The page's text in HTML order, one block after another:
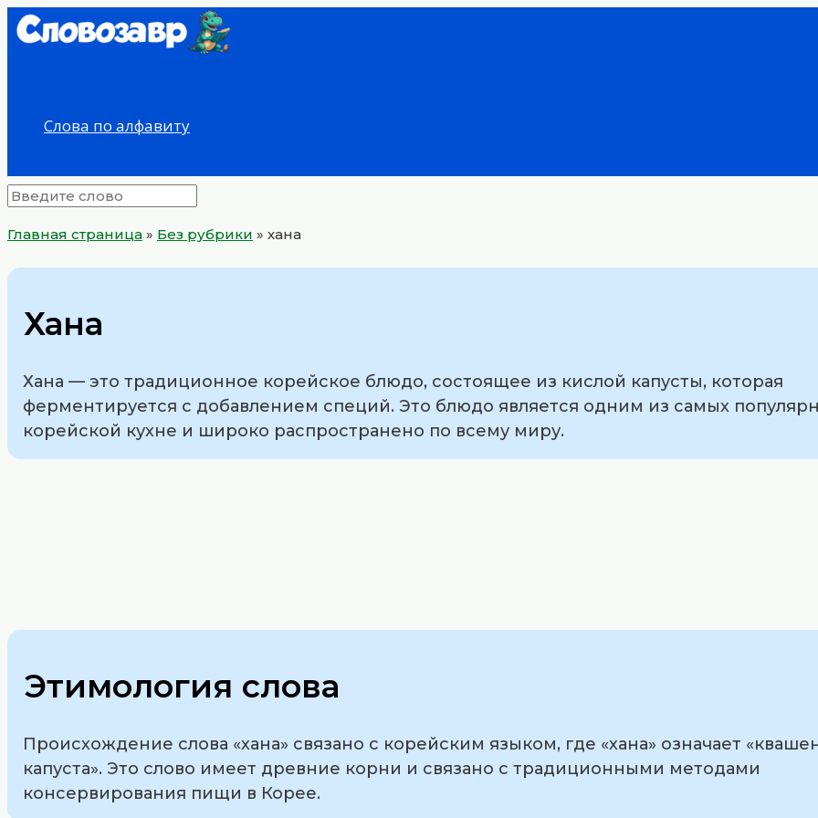
Перейти
Слова по алфавиту
Главная страница » Без рубрики » хана
Хана
Хана — это традиционное корейское блюдо, состоящее из кислой капусты, которая
ферментируется с добавлением специй. Это блюдо является одним из самых
корейской кухне и широко распространено по всему миру.
Этимология слова
Происхождение слова «хана» связано с корейским языком, где «хана» означает
капуста». Это слово имеет древние корни и связано с традиционными методами
консервирования пищи в Корее.